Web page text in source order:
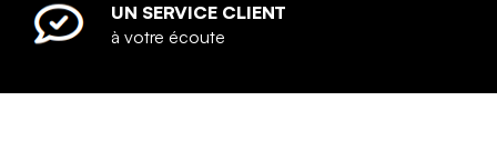
UN SERVICE CLIENT
à votre écoute